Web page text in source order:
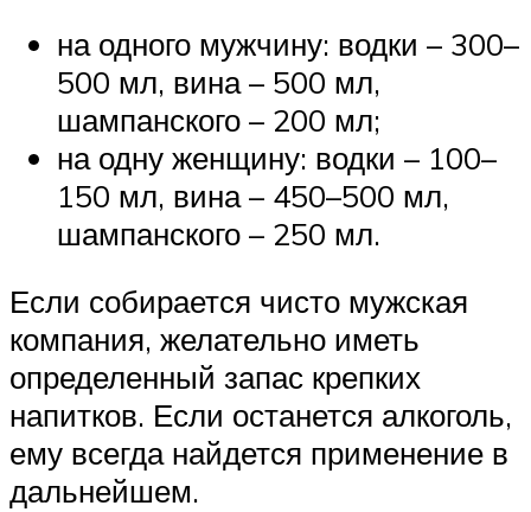
на одного мужчину: водки – 300–
500 мл, вина – 500 мл,
шампанского – 200 мл;
на одну женщину: водки – 100–
150 мл, вина – 450–500 мл,
шампанского – 250 мл.
Если собирается чисто мужская
компания, желательно иметь
определенный запас крепких
напитков. Если останется алкоголь,
ему всегда найдется применение в
дальнейшем.